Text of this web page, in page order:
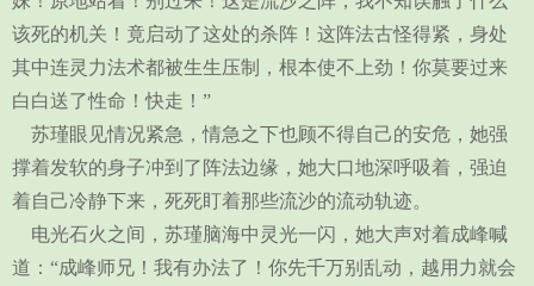
该死的机关！竟启动了这处的杀阵！这阵法古怪得紧，身处
其中连灵力法术都被生生压制，根本使不上劲！你莫要过来
白白送了性命！快走！”
苏瑾眼见情况紧急，情急之下也顾不得自己的安危，她强
撑着发软的身子冲到了阵法边缘，她大口地深呼吸着，强迫
着自己冷静下来，死死盯着那些流沙的流动轨迹。
电光石火之间，苏瑾脑海中灵光一闪，她大声对着成峰喊
道：“成峰师兄！我有办法了！你先千万别乱动，越用力就会